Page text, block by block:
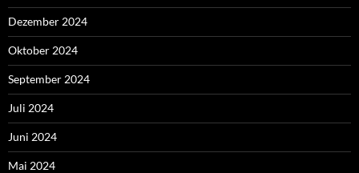
Dezember 2024
Oktober 2024
September 2024
Juli 2024
Juni 2024
Mai 2024